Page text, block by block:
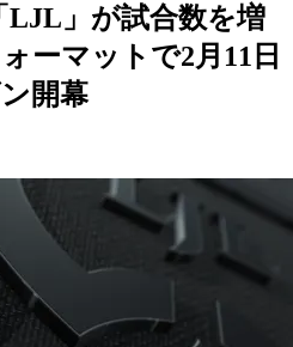
LJL」が試合数を増
ーマットで2月11日
開幕